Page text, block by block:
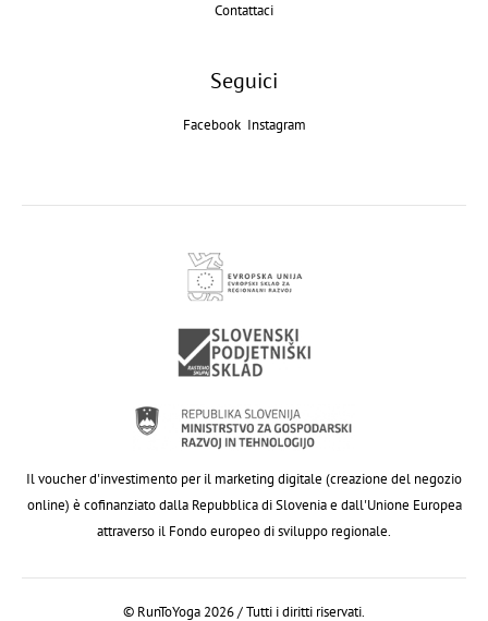
Contattaci
Seguici
Facebook Instagram
Il voucher d'investimento per il marketing digitale (creazione del negozio
online) è cofinanziato dalla Repubblica di Slovenia e dall'Unione Europea
attraverso il Fondo europeo di sviluppo regionale.
© RunToYoga 2026 / Tutti i diritti riservati.